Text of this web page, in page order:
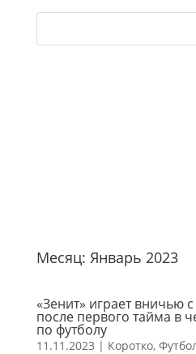
Месяц: Январь 2023
«Зенит» играет вничью
после первого тайма в
по футболу
11.11.2023 | Коротко,